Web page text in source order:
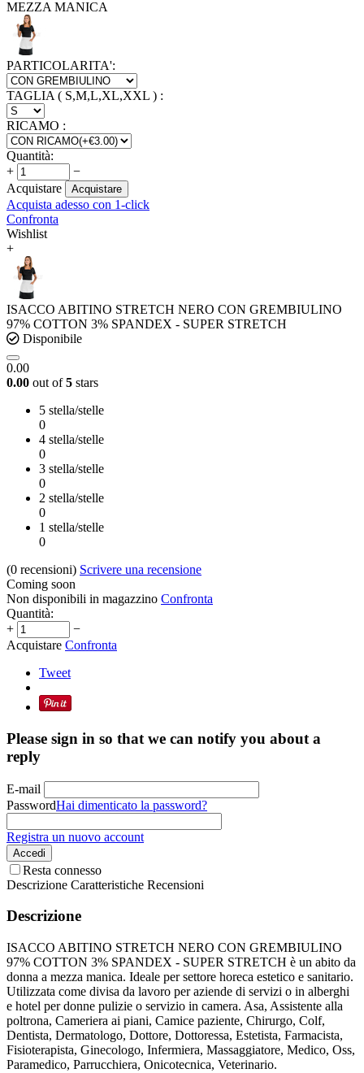
MEZZA MANICA
PARTICOLARITA':
TAGLIA ( S,M,L,XL,XXL ) :
RICAMO :
Quantità:
+
−
Acquistare
Acquistare
Acquista adesso con 1-click
Confronta
Wishlist
+
ISACCO ABITINO STRETCH NERO CON GREMBIULINO
97% COTTON 3% SPANDEX - SUPER STRETCH
Disponibile
0.00
0.00 out of5 stars
5 stella/stelle
0
4 stella/stelle
0
3 stella/stelle
0
2 stella/stelle
0
1 stella/stelle
0
(0 recensioni) Scrivere una recensione
Coming soon
Non disponibili in magazzino Confronta
Quantità:
+
−
Acquistare Confronta
Tweet
Please sign in so that we can notify you about a
reply
E-mail
PasswordHai dimenticato la password?
Registra un nuovo account
Accedi
Resta connesso
Descrizione Caratteristiche Recensioni
Descrizione
ISACCO ABITINO STRETCH NERO CON GREMBIULINO
97% COTTON 3% SPANDEX - SUPER STRETCH è un abito da
donna a mezza manica. Ideale per settore horeca estetico e sanitario.
Utilizzata come divisa da lavoro per aziende di servizi o in alberghi
e hotel per donne pulizie o servizio in camera. Asa, Assistente alla
poltrona, Cameriera ai piani, Camice paziente, Chirurgo, Colf,
Dentista, Dermatologo, Dottore, Dottoressa, Estetista, Farmacista,
Fisioterapista, Ginecologo, Infermiera, Massaggiatore, Medico, Oss,
Paramedico, Parrucchiera, Onicotecnica, Veterinario.